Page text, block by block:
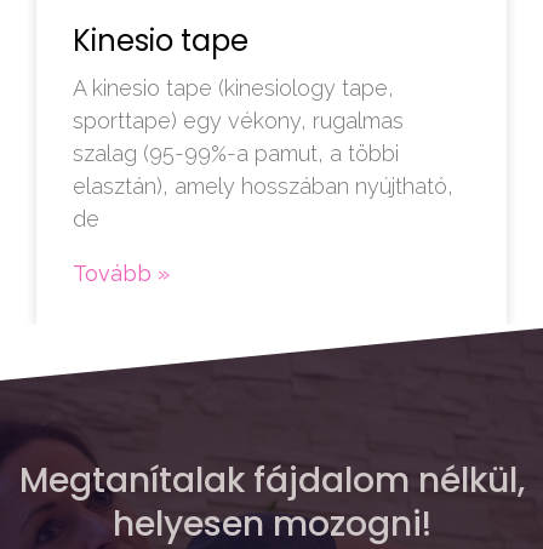
Kinesio tape
A kinesio tape (kinesiology tape,
sporttape) egy vékony, rugalmas
szalag (95-99%-a pamut, a többi
elasztán), amely hosszában nyújtható,
de
Tovább »
Megtanítalak fájdalom nélkül,
helyesen mozogni!